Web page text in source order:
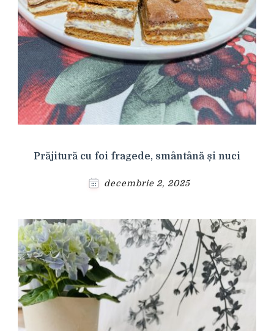
Prăjitură cu foi fragede, smântână și nuci
decembrie 2, 2025